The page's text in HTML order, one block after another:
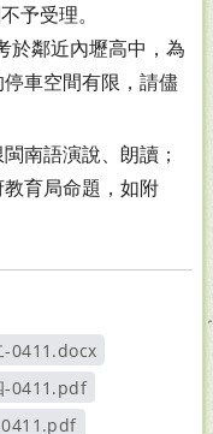
予受理。
於鄰近內壢高中，為
車空間有限，請儘
南語演說、朗讀；
育局命題，如附
-0411.docx
另開新視窗
-0411.pdf
另開新視窗